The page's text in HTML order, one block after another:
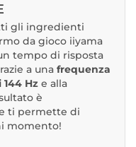
gli ingredienti
da gioco iiyama
un tempo di risposta
a una frequenza
Hz e alla
è
ti permette di
momento!